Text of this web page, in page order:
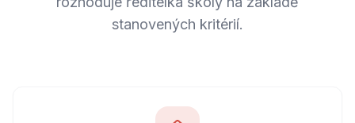
stanovených kritérií.